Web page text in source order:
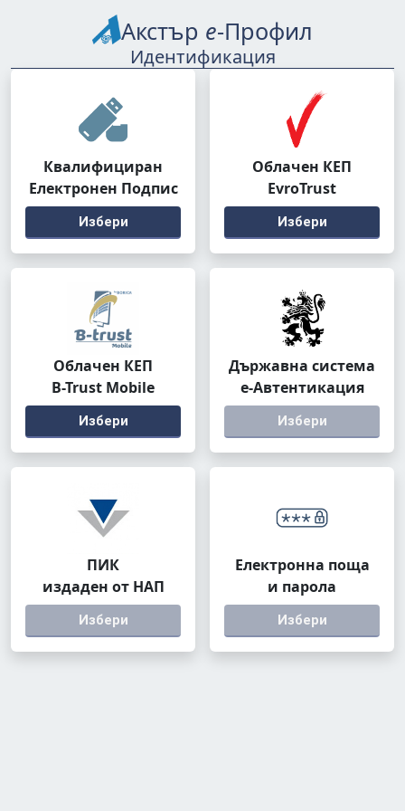
Акстър е-Профил
Идентификация
Квалифициран
Електронен Подпис
Избери
Облачен КЕП
EvroTrust
Избери
Облачен КЕП
B-Trust Mobile
Избери
Държавна система
е-Автентикация
Избери
ПИК
издаден от НАП
Избери
Електронна поща
и парола
Избери